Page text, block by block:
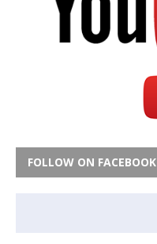
FOLLOW ON FACEBOOK